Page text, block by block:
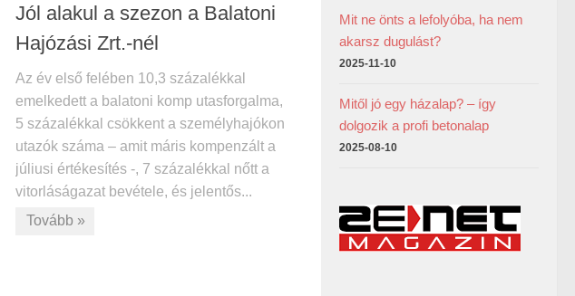
Jól alakul a szezon a Balatoni
Hajózási Zrt.-nél
Az év első felében 10,3 százalékkal
emelkedett a balatoni komp utasforgalma,
5 százalékkal csökkent a személyhajókon
utazók száma – amit máris kompenzált a
júliusi értékesítés -, 7 százalékkal nőtt a
vitorláságazat bevétele, és jelentős...
Tovább »
Mit ne önts a lefolyóba, ha nem
akarsz dugulást?
2025-11-10
Mitől jó egy házalap? – így
dolgozik a profi betonalap
2025-08-10